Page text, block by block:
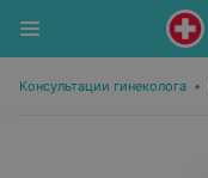
Консультации гинеколога •